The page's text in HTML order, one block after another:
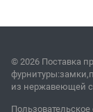
© 2026 Поставка
из нержавеющей